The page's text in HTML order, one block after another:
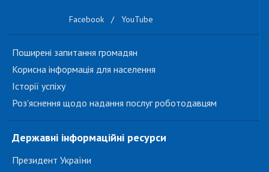
Facebook / YouTube
Поширені запитання громадян
Корисна інформація для населення
Історії успіху
Роз'яснення щодо надання послуг роботодавцям
Державні інформаційні ресурси
Президент України